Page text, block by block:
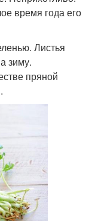
время года его
Листья
зиму.
пряной